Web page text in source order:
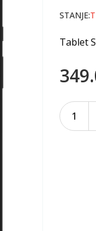
STANJE:
Tablet
1